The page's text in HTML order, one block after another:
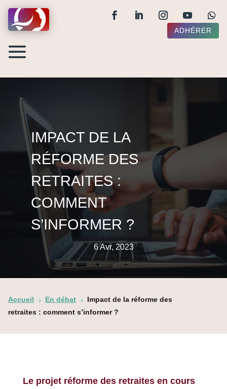
ADHÉRER
IMPACT DE LA
RÉFORME DES
RETRAITES :
COMMENT
S’INFORMER ?
6 Avr, 2023
Accueil 5 En débat 5
Impact de la réforme des
retraites : comment s’informer ?
Le projet réforme des retraites en cours